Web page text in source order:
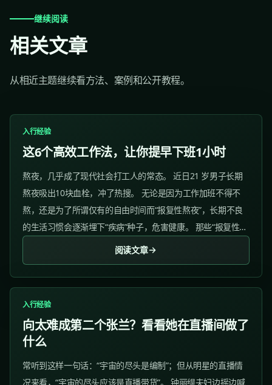
继续阅读
相关文章
从相近主题继续看方法、案例和公开教程。
入行经验
这6个高效工作法，让你提早下班1小时
熬夜，几乎成了现代社会打工人的常态。 近日21 岁男子长期
熬夜吸出10块血栓，冲了热搜。 无论是因为工作加班不得不
熬，还是为了所谓仅有的自由时间而“报复性熬夜”，长期不良
的生活习惯会逐渐埋下“疾病”种子，危害健康。 那些“报复性熬
夜”刷剧游戏的人，只需要戒掉电子产品就可以控制；但有不少
熬夜加班的人，叫苦不迭。...
阅读文章
入行经验
向太难成第二个张兰？看看她在直播间做了
什么
常听到这样一句话：“宇宙的尽头是编制”；但从明星的直播情
况来看，“宇宙的尽头应该是直播带货”。 钟丽缇夫妇边摇边喊